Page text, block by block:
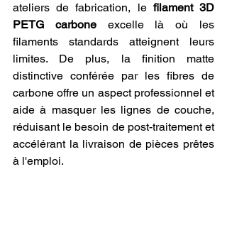
ateliers de fabrication, le filament 3D
PETG carbone excelle là où les
filaments standards atteignent leurs
limites. De plus, la finition matte
distinctive conférée par les fibres de
carbone offre un aspect professionnel et
aide à masquer les lignes de couche,
réduisant le besoin de post-traitement et
accélérant la livraison de pièces prêtes
à l'emploi.